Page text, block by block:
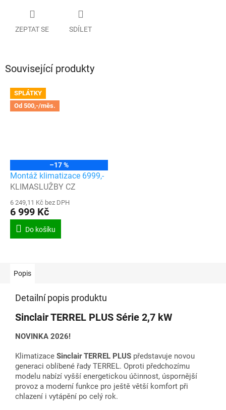
ZEPTAT SE SDÍLET
Související produkty
SPLÁTKY
Od 500,-/měs.
–17 %
Montáž klimatizace 6999,-
KLIMASLUŽBY CZ
6 249,11 Kč bez DPH
6 999 Kč
Do košíku
Popis
Detailní popis produktu
Sinclair TERREL PLUS Série 2,7 kW
NOVINKA 2026!
Klimatizace Sinclair TERREL PLUS představuje novou
generaci oblíbené řady TERREL. Oproti předchozímu
modelu nabízí vyšší energetickou účinnost, úspornější
provoz a moderní funkce pro ještě větší komfort při
chlazení i vytápění po celý rok.